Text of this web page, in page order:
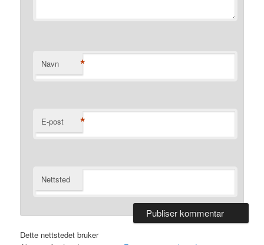
Navn *
E-post *
Nettsted
Dette nettstedet bruker